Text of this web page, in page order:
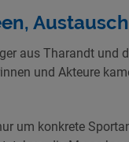
aus Tharandt und
und Akteure
um konkrete